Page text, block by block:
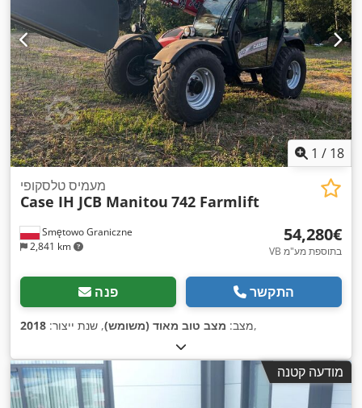
1 / 18
Smętowo Graniczne
2,841 km
מעמיס טלסקופי
Case IH JCB Manitou 742 Farmlift
‏54,280 ‏€
VB בתוספת מע"מ
פנה התקשר
מצב: מצב טוב מאוד (משומש), שנת ייצור: 2018 ,
מודעה קטנה